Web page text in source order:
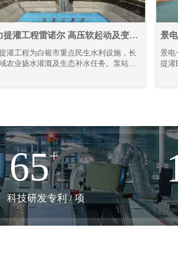
案 31
2026-03
雷诺尔高压变频密炼
提灌工程雷诺尔 高压软起动及变频
方案
灌工程为白银市重点民生水利设施，长
农业扬水灌溉及生态补水任务。泵站机
设备经长期工况验证，运行状态稳定可
景
方案
景电
提灌
全。
65+
科技研发专利 / 项